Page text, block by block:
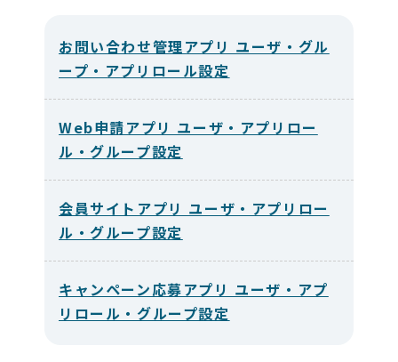
お問い合わせ管理アプリ ユーザ・グル
ープ・アプリロール設定
Web申請アプリ ユーザ・アプリロー
ル・グループ設定
会員サイトアプリ ユーザ・アプリロー
ル・グループ設定
キャンペーン応募アプリ ユーザ・アプ
リロール・グループ設定